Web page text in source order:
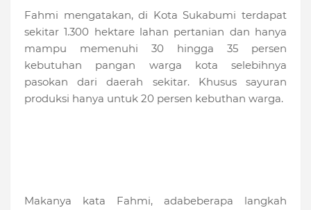
Fahmi mengatakan, di Kota Sukabumi terdapat
sekitar 1.300 hektare lahan pertanian dan hanya
mampu memenuhi 30 hingga 35 persen
kebutuhan pangan warga kota selebihnya
pasokan dari daerah sekitar. Khusus sayuran
produksi hanya untuk 20 persen kebuthan warga.
Makanya kata Fahmi, adabeberapa langkah